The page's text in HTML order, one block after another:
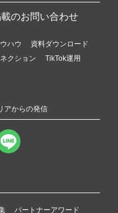
のお問い合わせ
ハウ
資料ダウンロード
クション
TikTok運用
アからの発信
パートナーアワード